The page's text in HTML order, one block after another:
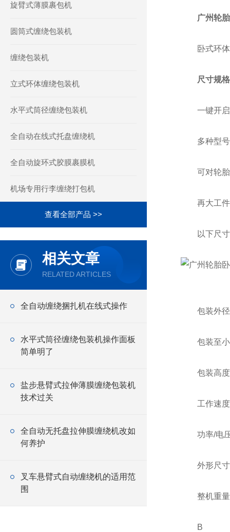
旋臂式薄膜裹包机
圆筒式缠绕包装机
缠绕包装机
立式环体缠绕包装机
水平式筒径缠绕包装机
全自动在线式托盘缠绕机
全自动旋环式胶膜裹膜机
机场专用行李缠绕打包机
查看全部产品 >>
相关文章
RELATED ARTICLES
全自动缠绕捆扎机在线式操作
水平式筒径缠绕包装机操作面板
简单明了
盐步悬臂式拉伸薄膜缠绕包装机
技术过关
全自动无托盘拉伸膜缠绕机改如
何养护
叉车悬臂式自动缠绕机的适用范
围
广州轮
卧式环体
尺寸规
一键开启
多种型号
可对轮胎、
再大工件
以下尺寸
包装外径
包装至小
包装高度
工作速度
功率/电压
外形尺寸
整机重量
B